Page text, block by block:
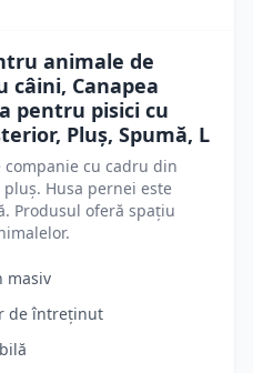
animale de
câini, Canapea
pentru pisici cu
Pluș, Spumă, L
cu cadru din
Husa pernei este
Produsul oferă spațiu
masiv
de întreținut